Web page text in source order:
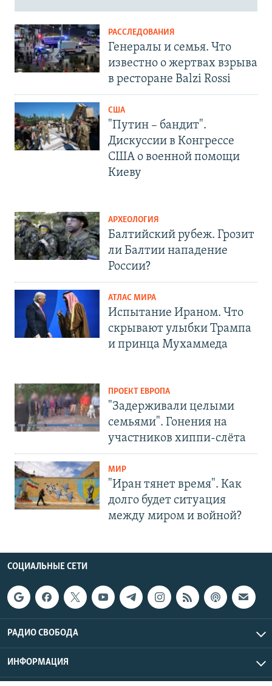
РАССЛЕДОВАНИЯ
Генералы и семья. Что
известно о жертвах взрыва
в ресторане Balzi Rossi
США
"Путин – бандит".
Дискуссии в Конгрессе
США о военной помощи
Киеву
АРХЕОЛОГИЯ
Балтийский рубеж. Грозит
ли Балтии нападение
России?
АТЛАС МИРА
Испытание Ираном. Что
скрывают улыбки Трампа
и принца Мухаммеда
ПРОЕКТ ЕВРОПА
"Задерживали целыми
семьями". Гонения на
участников хиппи-слёта
МИР
"Иран тянет время". Как
долго будет ситуация
между миром и войной?
СОЦИАЛЬНЫЕ СЕТИ
РАДИО СВОБОДА
ИНФОРМАЦИЯ